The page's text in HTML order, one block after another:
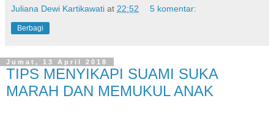
Juliana Dewi Kartikawati at 22:52 5 komentar:
Berbagi
Jumat, 13 April 2018
TIPS MENYIKAPI SUAMI SUKA
MARAH DAN MEMUKUL ANAK